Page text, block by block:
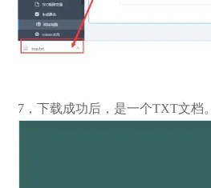
7，下载成功后，是一个TXT文档。